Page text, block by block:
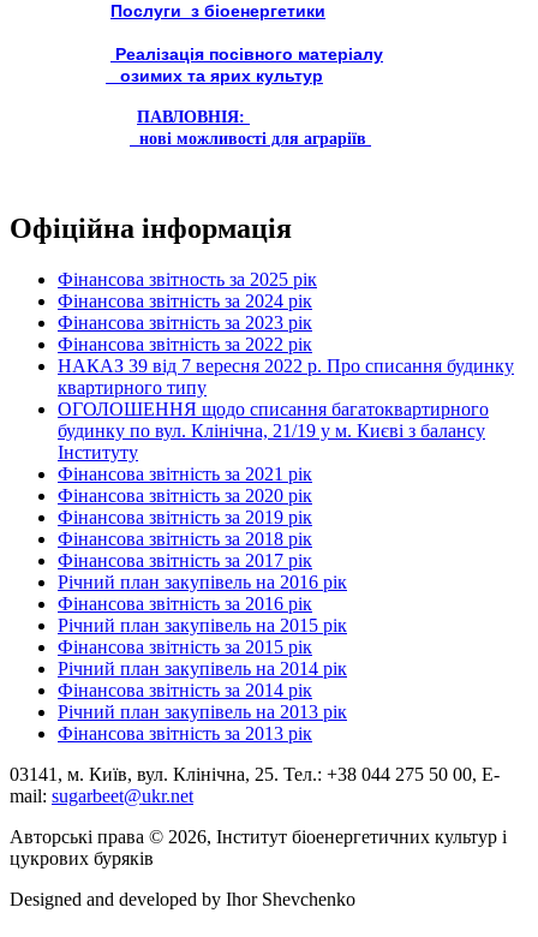
Послуги з біоенергетики
Реалізація посівного матеріалу
озимих та ярих культур
ПАВЛОВНІЯ:
нові можливості для аграріїв
Офіційна інформація
Фінансова звітность за 2025 рік
Фінансова звітність за 2024 рік
Фінансова звітність за 2023 рік
Фінансова звітність за 2022 рік
НАКАЗ 39 від 7 вересня 2022 р. Про списання будинку
квартирного типу
ОГОЛОШЕННЯ щодо списання багатоквартирного
будинку по вул. Клінічна, 21/19 у м. Києві з балансу
Інституту
Фінансова звітність за 2021 рік
Фінансова звітність за 2020 рік
Фінансова звітність за 2019 рік
Фінансова звітність за 2018 рік
Фінансова звітність за 2017 рік
Річний план закупівель на 2016 рік
Фінансова звітність за 2016 рік
Річний план закупівель на 2015 рік
Фінансова звітність за 2015 рік
Річний план закупівель на 2014 рік
Фінансова звітність за 2014 рік
Річний план закупівель на 2013 рік
Фінансова звітність за 2013 рік
03141, м. Київ, вул. Клінічна, 25. Тел.: +38 044 275 50 00, E-
mail: sugarbeet@ukr.net
Авторські права © 2026, Інститут біоенергетичних культур і
цукрових буряків
Designed and developed by Ihor Shevchenko